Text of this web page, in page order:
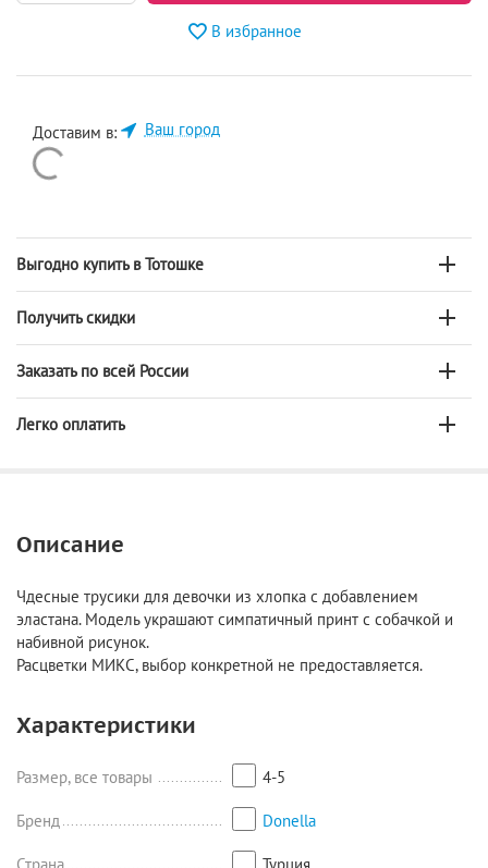
В избранное
Доставим в: Ваш город
Выгодно купить в Тотошке
Получить скидки
Заказать по всей России
Легко оплатить
Описание
Чдесные трусики для девочки из хлопка с добавлением
эластана. Модель украшают симпатичный принт с собачкой и
набивной рисунок.
Расцветки МИКС, выбор конкретной не предоставляется.
Характеристики
Размер, все товары 4-5
Бренд Donella